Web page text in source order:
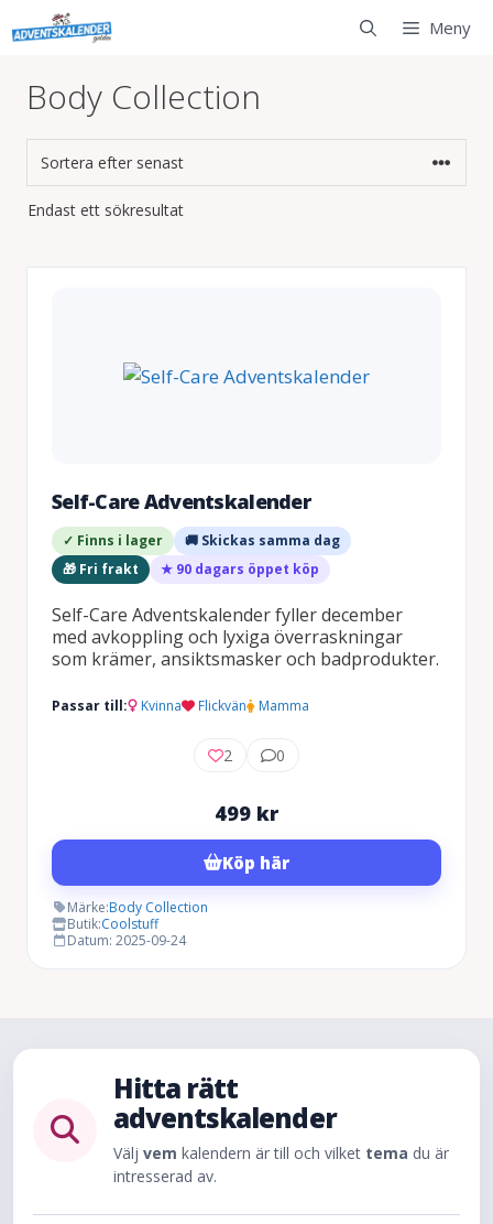
Hoppa
till
Meny
Body Collection
Endast ett sökresultat
Self-Care Adventskalender
✓ Finns i lager
🚚 Skickas samma dag
🎁 Fri frakt
★ 90 dagars öppet köp
Self-Care Adventskalender fyller december
med avkoppling och lyxiga överraskningar
som krämer, ansiktsmasker och badprodukter.
Passar till: Kvinna Flickvän Mamma
2 0
499 kr
Köp här
Märke:Body Collection
Butik:Coolstuff
Datum: 2025-09-24
Hitta rätt
adventskalender
Välj vem kalendern är till och vilket tema du är
intresserad av.